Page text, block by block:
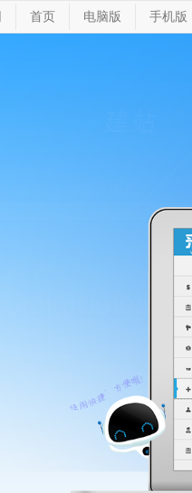
首页 电脑版 手机版